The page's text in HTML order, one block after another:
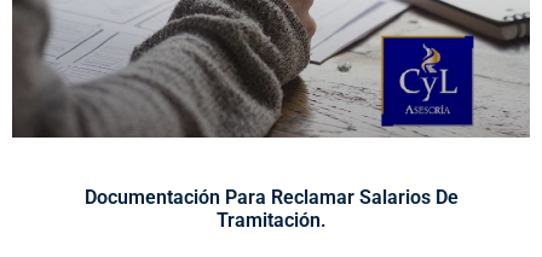
Documentación Para Reclamar Salarios De
Tramitación.